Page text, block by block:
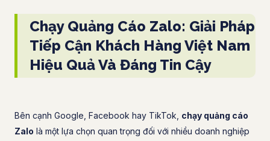
Chạy Quảng Cáo Zalo: Giải Pháp
Tiếp Cận Khách Hàng Việt Nam
Hiệu Quả Và Đáng Tin Cậy
Bên cạnh Google, Facebook hay TikTok, chạy quảng cáo
Zalo là một lựa chọn quan trọng đối với nhiều doanh nghiệp